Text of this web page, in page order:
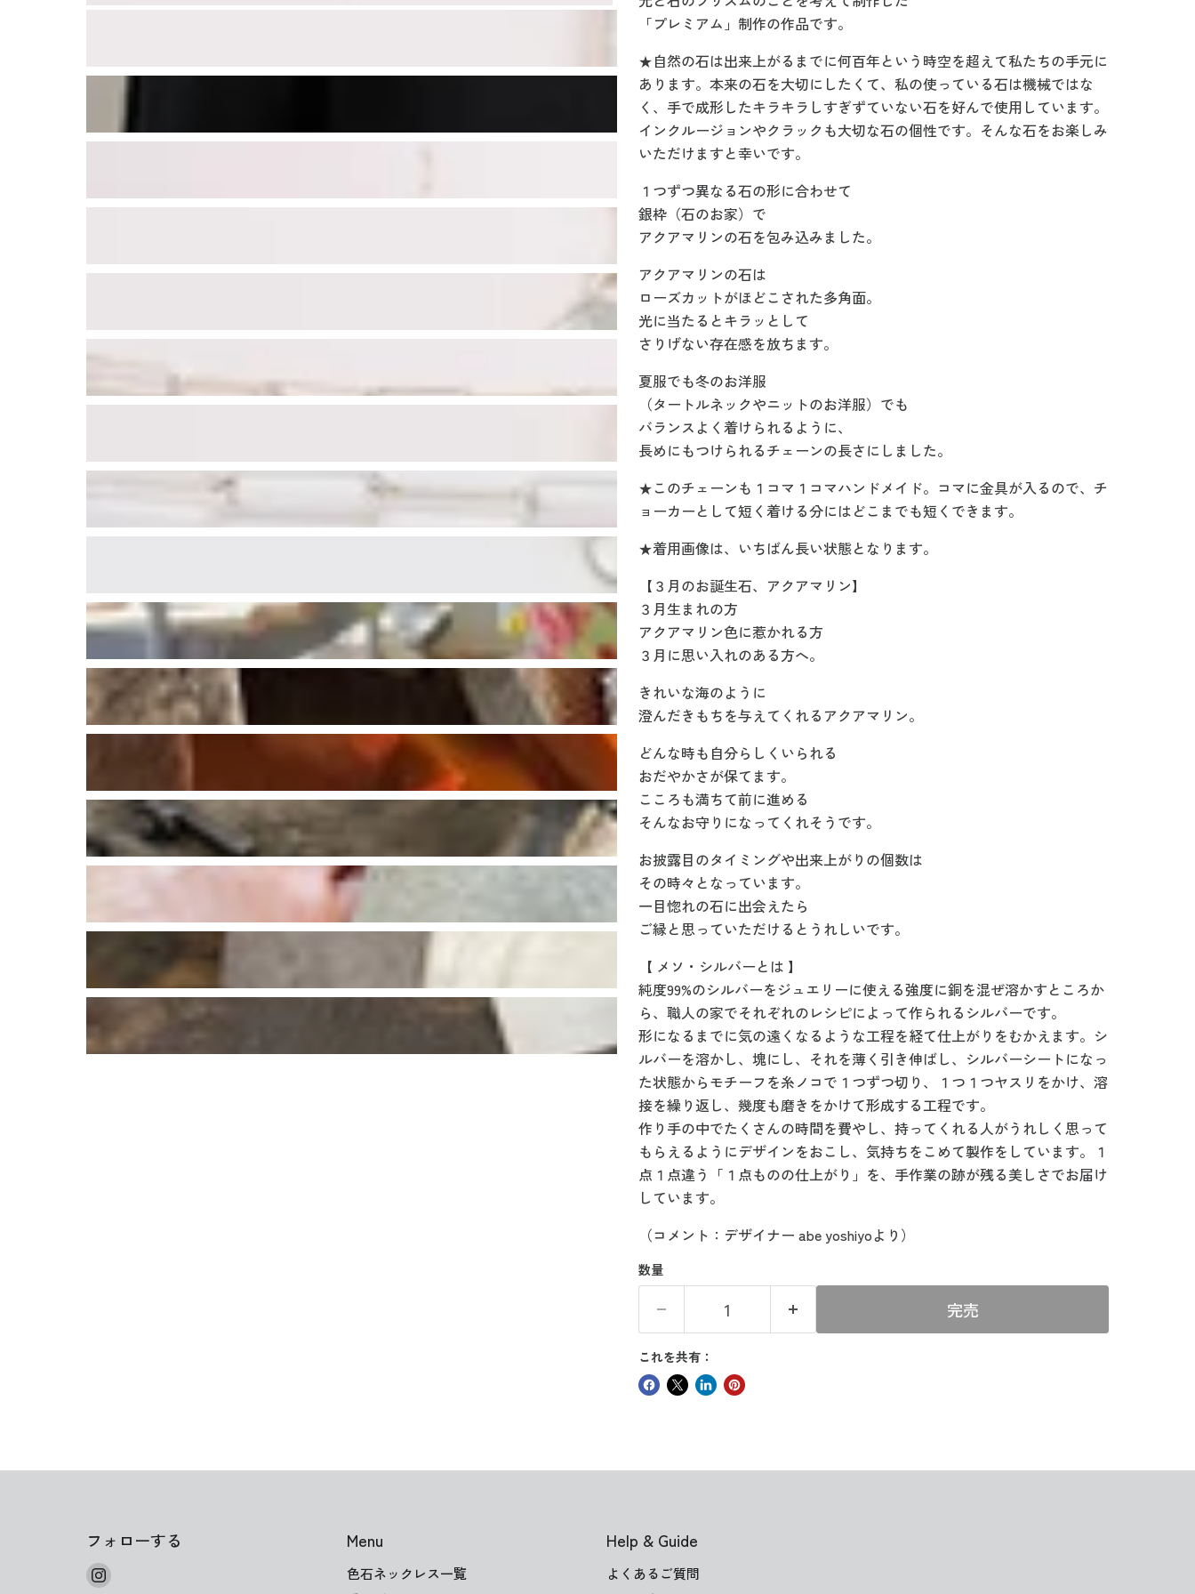
「プレミアム」制作の作品です。
★自然の石は出来上がるまでに何百年という時空を超えて私たちの手元に
あります。本来の石を大切にしたくて、私の使っている石は機械ではな
く、手で成形したキラキラしすぎずていない石を好んで使用しています。
インクルージョンやクラックも大切な石の個性です。そんな石をお楽しみ
いただけますと幸いです。
１つずつ異なる石の形に合わせて
銀枠（石のお家）で
アクアマリンの石を包み込みました。
アクアマリンの石は
ローズカットがほどこされた多角面。
光に当たるとキラッとして
さりげない存在感を放ちます。
夏服でも冬のお洋服
（タートルネックやニットのお洋服）でも
バランスよく着けられるように、
長めにもつけられるチェーンの長さにしました。
★このチェーンも１コマ１コマハンドメイド。コマに金具が入るので、チ
ョーカーとして短く着ける分にはどこまでも短くできます。
★着用画像は、いちばん長い状態となります。
【３月のお誕生石、アクアマリン】
３月生まれの方
アクアマリン色に惹かれる方
３月に思い入れのある方へ。
きれいな海のように
澄んだきもちを与えてくれるアクアマリン。
どんな時も自分らしくいられる
おだやかさが保てます。
こころも満ちて前に進める
そんなお守りになってくれそうです。
お披露目のタイミングや出来上がりの個数は
その時々となっています。
一目惚れの石に出会えたら
ご縁と思っていただけるとうれしいです。
【 メソ・シルバーとは 】
純度99%のシルバーをジュエリーに使える強度に銅を混ぜ溶かすところか
ら、職人の家でそれぞれのレシピによって作られるシルバーです。
形になるまでに気の遠くなるような工程を経て仕上がりをむかえます。シ
ルバーを溶かし、塊にし、それを薄く引き伸ばし、シルバーシートになっ
た状態からモチーフを糸ノコで１つずつ切り、１つ１つヤスリをかけ、溶
接を繰り返し、幾度も磨きをかけて形成する工程です。
作り手の中でたくさんの時間を費やし、持ってくれる人がうれしく思って
もらえるようにデザインをおこし、気持ちをこめて製作をしています。１
点１点違う「１点ものの仕上がり」を、手作業の跡が残る美しさでお届け
しています。
（コメント：デザイナー abe yoshiyoより）
数量
完売
これを共有：
フォローする
Instagram
Menu
色石ネックレス一覧
Help & Guide
よくあるご質問